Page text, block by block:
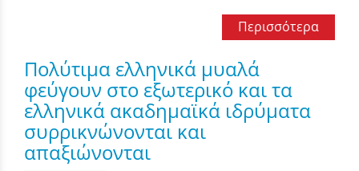
Περισσότερα
Πολύτιμα ελληνικά μυαλά
φεύγουν στο εξωτερικό και τα
ελληνικά ακαδημαϊκά ιδρύματα
συρρικνώνονται και
απαξιώνονται